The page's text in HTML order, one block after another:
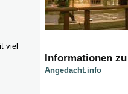
viel
Informationen
Angedacht.info